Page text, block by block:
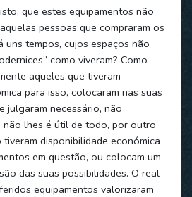
que estes equipamentos não
pessoas que compraram os
uns tempos, cujos espaços não
como viveram? Como
aqueles que tiveram
para isso, colocaram nas suas
julgaram necessário, não
lhes é útil de todo, por outro
disponibilidade económica
em questão, ou colocam um
das suas possibilidades. O real
equipamentos valorizaram